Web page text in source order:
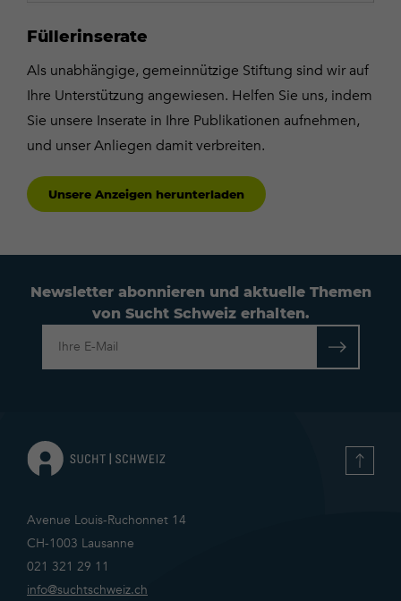
Füllerinserate
Als unabhängige, gemeinnützige Stiftung sind wir auf
Ihre Unterstützung angewiesen. Helfen Sie uns, indem
Sie unsere Inserate in Ihre Publikationen aufnehmen,
und unser Anliegen damit verbreiten.
Unsere Anzeigen herunterladen
Newsletter abonnieren und aktuelle Themen
von Sucht Schweiz erhalten.
Avenue Louis-Ruchonnet 14
CH-1003 Lausanne
021 321 29 11
info@suchtschweiz.ch